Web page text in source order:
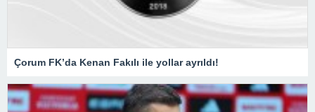
Çorum FK’da Kenan Fakılı ile yollar ayrıldı!